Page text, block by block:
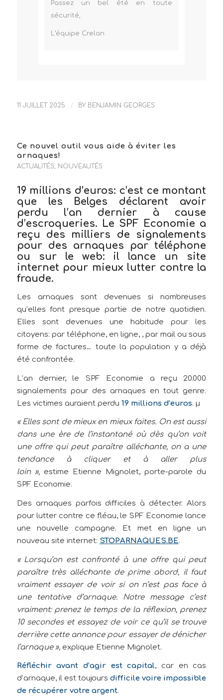
Passez un bel été en toute
sécurité,
L’équipe Crelan
11 JUILLET 2025 / BY BENJAMIN GEORGES
Ce nouvel outil vous aide à éviter les
arnaques!
ACTUALITÉS, NOUVEAUTÉS
19 millions d’euros: c’est ce montant
que les Belges déclarent avoir
perdu l’an dernier à cause
d’escroqueries. Le SPF Economie a
reçu des milliers de signalements
pour des arnaques par téléphone
ou sur le web: il lance un site
internet pour mieux lutter contre la
fraude.
Les arnaques sont devenues si nombreuses
qu’elles font presque partie de notre quotidien.
Elles sont devenues une habitude pour les
citoyens: par téléphone, en ligne, , par mail ou sous
forme de factures… toute la population y a déjà
été confrontée.
L’an dernier, le SPF Economie a reçu 20.000
signalements pour des arnaques en tout genre.
Les victimes auraient perdu 19 millions d’euros. µ
« Elles sont de mieux en mieux faites. On est aussi
dans une ère de l’instantané où dès qu’on voit
une offre qui peut paraître alléchante, on a une
tendance à cliquer et à aller plus
loin », estime Etienne Mignolet, porte-parole du
SPF Economie.
Des arnaques parfois difficiles à détecter. Alors
pour lutter contre ce fléau, le SPF Economie lance
une nouvelle campagne. Et met en ligne un
nouveau site internet: STOPARNAQUES.BE.
« Lorsqu’on est confronté à une offre qui peut
paraître très alléchante de prime abord, il faut
vraiment essayer de voir si on n’est pas face à
une tentative d’arnaque. Notre message c’est
vraiment: prenez le temps de la réflexion, prenez
10 secondes et essayez de voir ce qu’il se trouve
derrière cette annonce pour essayer de dénicher
l’arnaque »,explique Etienne Mignolet.
Réfléchir avant d’agir est capital, car en cas
d’arnaque, il est toujoursdifficile voire impossible
de récupérer votre argent.